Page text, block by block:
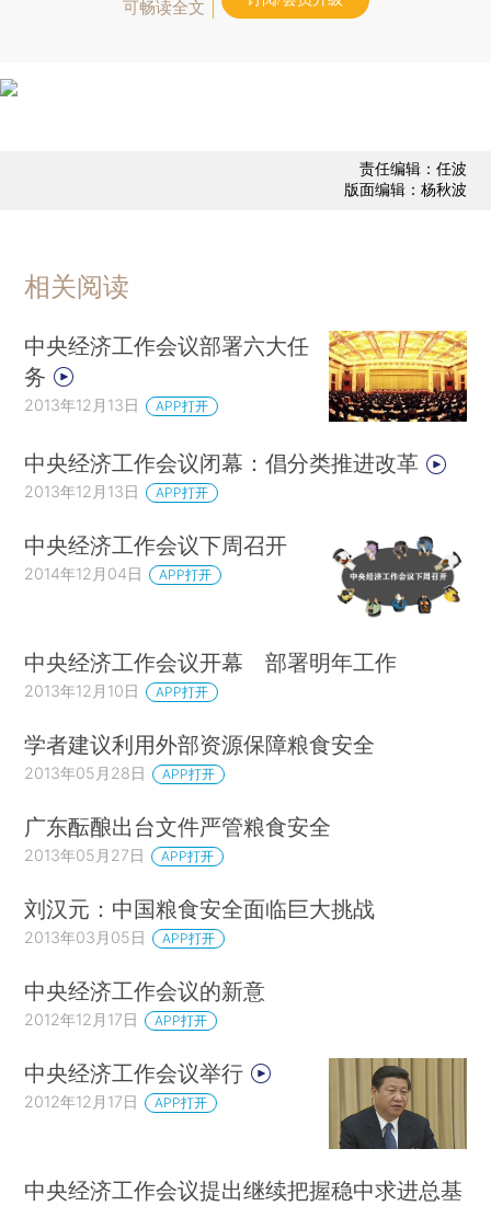
可畅读全文
责任编辑：任波
版面编辑：杨秋波
相关阅读
中央经济工作会议部署六大任
务
2013年12月13日 APP打开
中央经济工作会议闭幕：倡分类推进改革
2013年12月13日 APP打开
中央经济工作会议下周召开
2014年12月04日 APP打开
中央经济工作会议开幕 部署明年工作
2013年12月10日 APP打开
学者建议利用外部资源保障粮食安全
2013年05月28日 APP打开
广东酝酿出台文件严管粮食安全
2013年05月27日 APP打开
刘汉元：中国粮食安全面临巨大挑战
2013年03月05日 APP打开
中央经济工作会议的新意
2012年12月17日 APP打开
中央经济工作会议举行
2012年12月17日 APP打开
中央经济工作会议提出继续把握稳中求进总基